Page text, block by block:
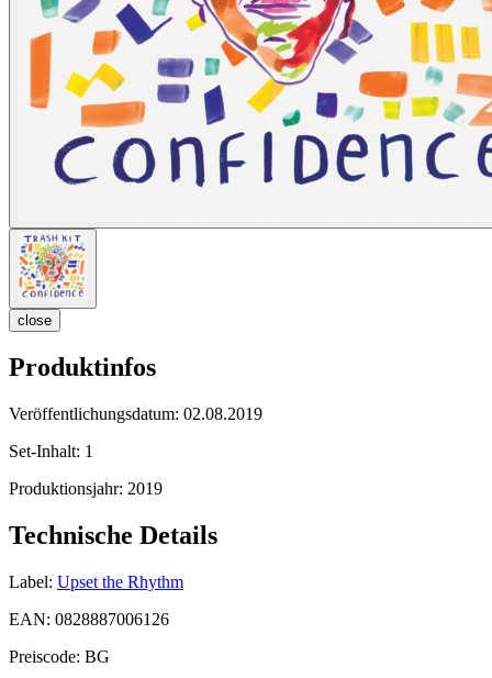
close
Produktinfos
Veröffentlichungsdatum: 02.08.2019
Set-Inhalt: 1
Produktionsjahr: 2019
Technische Details
Label: Upset the Rhythm
EAN: 0828887006126
Preiscode: BG